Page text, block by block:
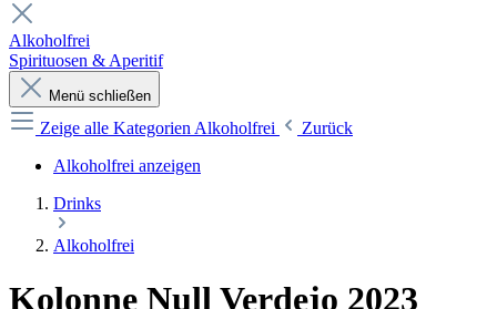
Alkoholfrei
Spirituosen & Aperitif
Menü schließen
Zeige alle Kategorien Alkoholfrei
Zurück
Alkoholfrei anzeigen
Drinks
Alkoholfrei
Kolonne Null Verdejo 2023